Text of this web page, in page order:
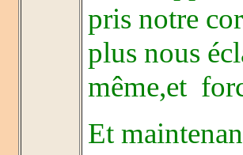
pris notre
plus nous
même,et
Et